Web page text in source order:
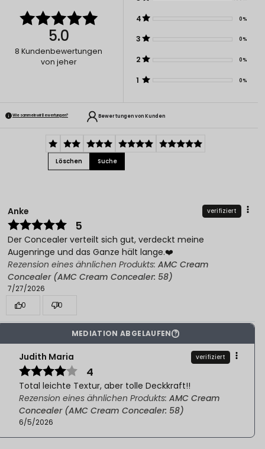
5.0
8 Kundenbewertungen
von jeher
4 0%
3 0%
2 0%
1 0%
Wie sammeln wir Bewertungen? Bewertungen von Kunden
Löschen Suche
Anke verifiziert
5
Der Concealer verteilt sich gut, verdeckt meine
Augenringe und das Ganze hält lange.❤️
Rezension eines ähnlichen Produkts: AMC Cream
Concealer (AMC Cream Concealer: 58)
7/27/2026
0
0
MEDIATION ABGELAUFEN ?
Judith Maria verifiziert
4
Total leichte Textur, aber tolle Deckkraft!!
Rezension eines ähnlichen Produkts: AMC Cream
Concealer (AMC Cream Concealer: 58)
6/5/2026